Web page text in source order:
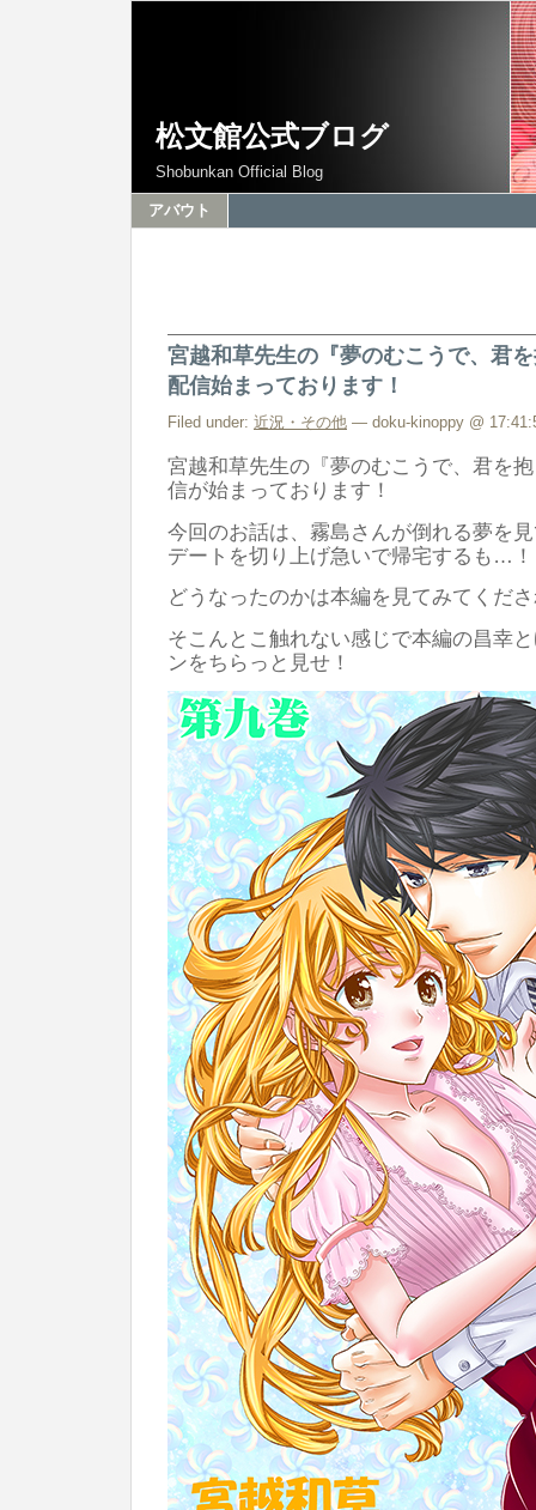
松文館公式ブログ
Shobunkan Official Blog
アバウト
宮越和草先生の『夢のむこうで、君
配信始まっております！
Filed under: 近況・その他 — doku-kinoppy @
宮越和草先生の『夢のむこうで、君を
信が始まっております！
今回のお話は、霧島さんが倒れる夢を
デートを切り上げ急いで帰宅するも…！
どうなったのかは本編を見てみてくだ
そこんとこ触れない感じで本編の昌幸
ンをちらっと見せ！